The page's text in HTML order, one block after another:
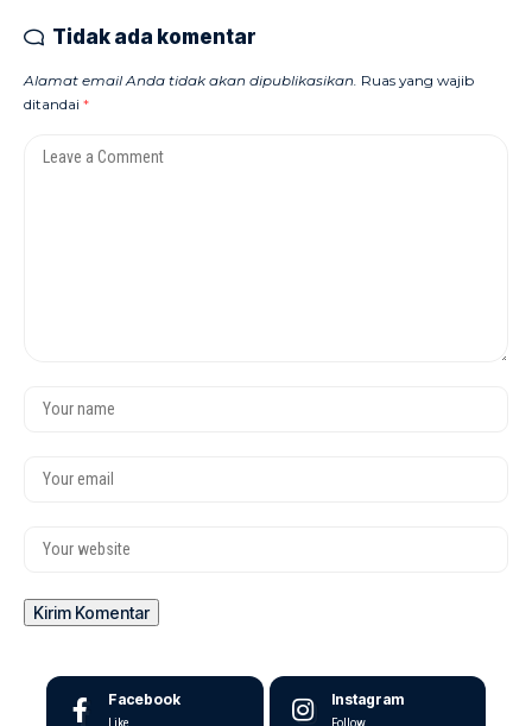
Tidak ada komentar
Alamat email Anda tidak akan dipublikasikan. Ruas yang wajib
ditandai *
Facebook Instagram